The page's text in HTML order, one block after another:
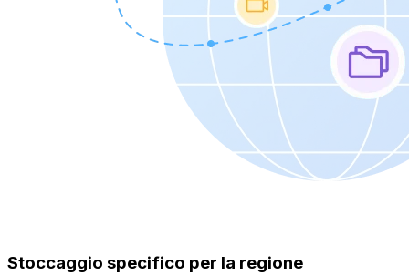
Stoccaggio specifico per la regione